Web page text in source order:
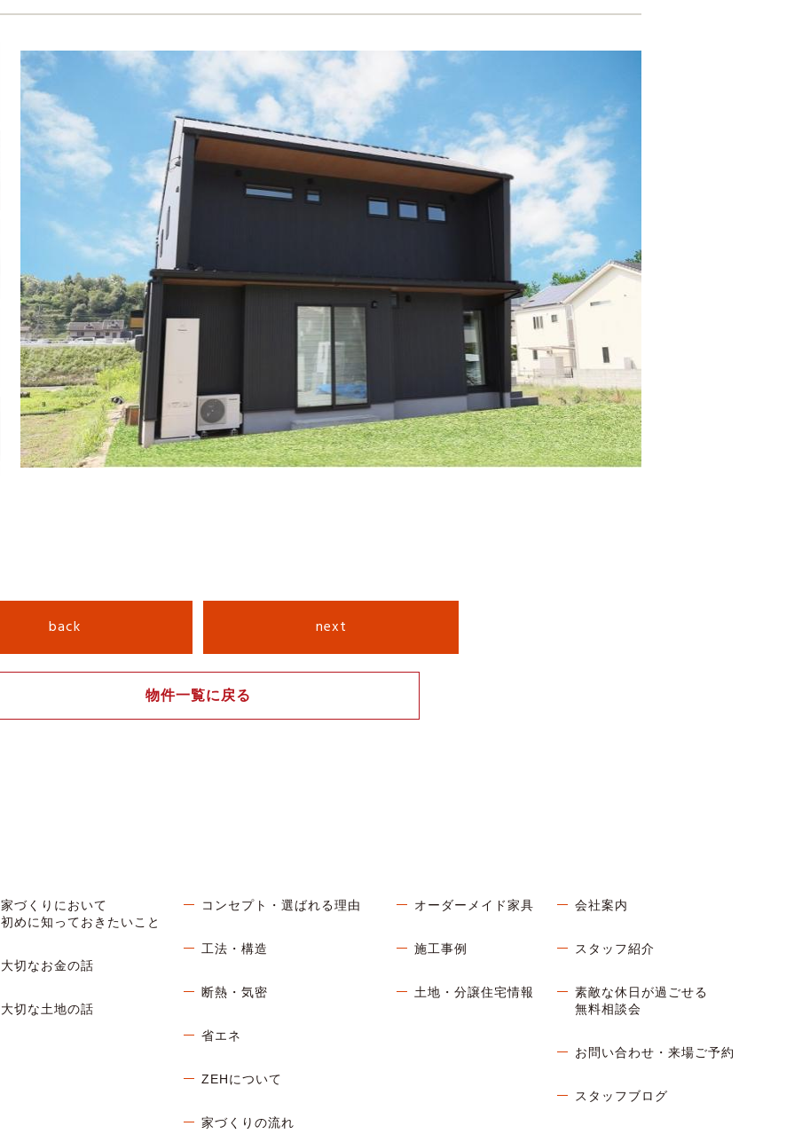
back next
物件一覧に戻る
家づくりにおいて
初めに知っておきたいこと
大切なお金の話
大切な土地の話
コンセプト・選ばれる理由
工法・構造
断熱・気密
省エネ
ZEHについて
家づくりの流れ
オーダーメイド家具
施工事例
土地・分譲住宅情報
会社案内
スタッフ紹介
素敵な休日が過ごせる
無料相談会
お問い合わせ・来場ご予約
スタッフブログ